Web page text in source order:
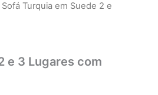
Turquia em Suede 2 e
e 3 Lugares com